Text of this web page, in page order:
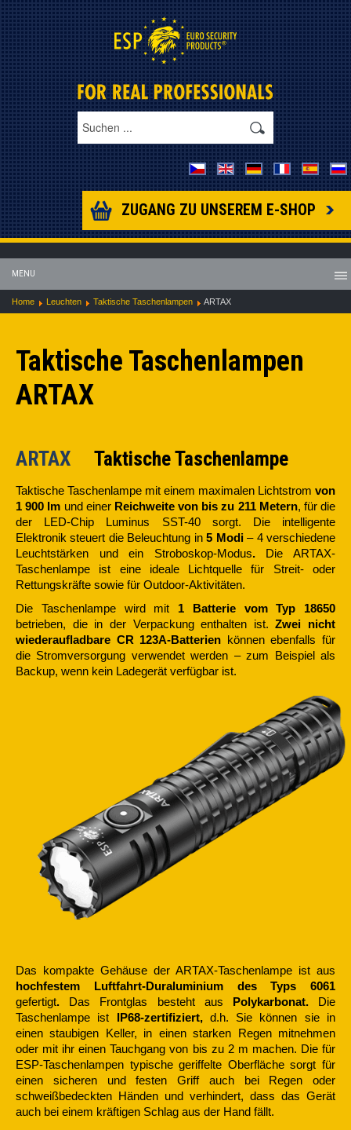
ZUGANG ZU UNSEREM E-SHOP
MENU
Home Leuchten Taktische Taschenlampen ARTAX
Taktische Taschenlampen
ARTAX
ARTAX Taktische Taschenlampe
Taktische Taschenlampe mit einem maximalen Lichtstrom von
1 900 lm und einer Reichweite von bis zu 211 Metern, für die
der LED-Chip Luminus SST-40 sorgt. Die intelligente
Elektronik steuert die Beleuchtung in5 Modi– 4 verschiedene
Leuchtstärken und ein Stroboskop-Modus. Die ARTAX-
Taschenlampe ist eine ideale Lichtquelle für Streit- oder
Rettungskräfte sowie für Outdoor-Aktivitäten.
Die Taschenlampe wird mit 1 Batterie vom Typ 18650
betrieben, die in der Verpackung enthalten ist.Zwei nicht
wiederaufladbare CR 123A-Batterien können ebenfalls für
die Stromversorgung verwendet werden – zum Beispiel als
Backup, wenn kein Ladegerät verfügbar ist.
Das kompakte Gehäuse der ARTAX-Taschenlampe ist aus
hochfestem Luftfahrt-Duraluminium des Typs 6061
gefertigt. Das Frontglas besteht aus Polykarbonat.
Die
Taschenlampe ist
IP68-zertifiziert, d.h. Sie können sie in
einen staubigen Keller, in einen starken Regen mitnehmen
oder mit ihr einen Tauchgang von bis zu 2 m machen. Die für
ESP-Taschenlampen typische geriffelte Oberfläche sorgt für
einen sicheren und festen Griff auch bei Regen oder
schweißbedeckten Händen und verhindert, dass das Gerät
auch bei einem kräftigen Schlag aus der Hand fällt.